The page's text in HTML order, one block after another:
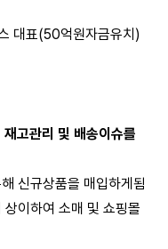
대표(50억원자금유치)
고관리 및 배송이슈를
신규상품을 매입하게됨
이하여 소매 및 쇼핑몰